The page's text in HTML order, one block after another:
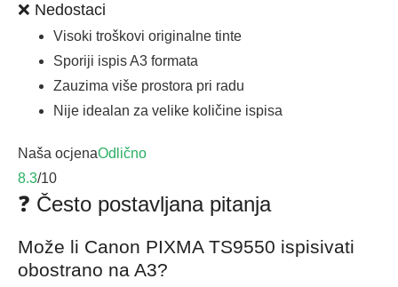
❌ Nedostaci
Visoki troškovi originalne tinte
Sporiji ispis A3 formata
Zauzima više prostora pri radu
Nije idealan za velike količine ispisa
Naša ocjenaOdlično
8.3/10
❓ Često postavljana pitanja
Može li Canon PIXMA TS9550 ispisivati
obostrano na A3?